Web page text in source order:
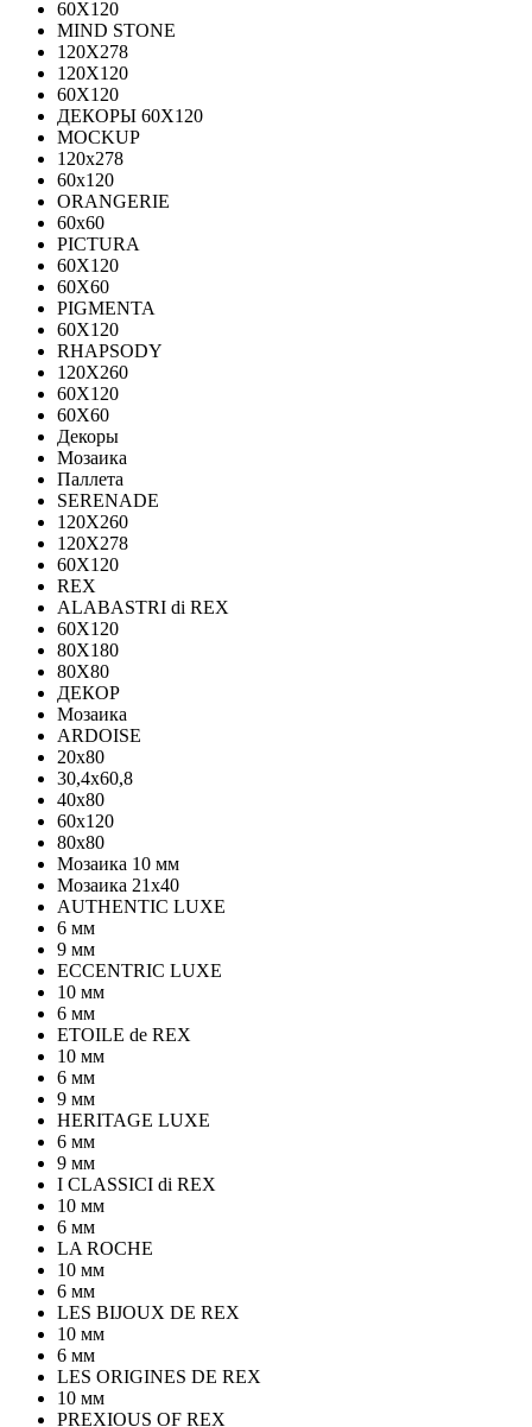
60Х120
MIND STONE
120X278
120Х120
60Х120
ДЕКОРЫ 60Х120
MOCKUP
120х278
60х120
ORANGERIE
60х60
PICTURA
60X120
60X60
PIGMENTA
60X120
RHAPSODY
120X260
60X120
60X60
Декоры
Мозаика
Паллета
SERENADE
120X260
120Х278
60X120
REX
ALABASTRI di REX
60X120
80X180
80X80
ДЕКОР
Мозаика
ARDOISE
20х80
30,4х60,8
40х80
60х120
80х80
Мозаика 10 мм
Мозаика 21х40
AUTHENTIC LUXE
6 мм
9 мм
ECCENTRIC LUXE
10 мм
6 мм
ETOILE de REX
10 мм
6 мм
9 мм
HERITAGE LUXE
6 мм
9 мм
I CLASSICI di REX
10 мм
6 мм
LA ROCHE
10 мм
6 мм
LES BIJOUX DE REX
10 мм
6 мм
LES ORIGINES DE REX
10 мм
PREXIOUS OF REX